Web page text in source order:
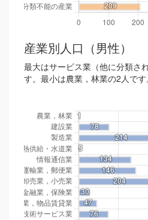
産業別人口（男性）
最大はサービス業（他に分類さ
す。最小は農業，林業の2人です